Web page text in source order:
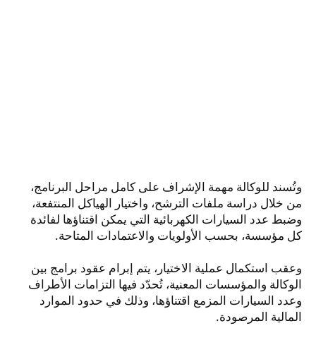
وتُسند للوكالة مهمة الإشراف على كامل مراحل البرنامج،
من خلال دراسة ملفات الترشح، واختيار الهياكل المنتفعة،
وضبط عدد السيارات الكهربائية التي يمكن اقتناؤها لفائدة
كل مؤسسة، بحسب الأولويات والاعتمادات المتاحة.
وعقب استكمال عملية الاختيار، يتم إبرام عقود برامج بين
الوكالة والمؤسسات المعنية، تُحدّد فيها التزامات الأطراف
وعدد السيارات المزمع اقتناؤها، وذلك في حدود الموارد
المالية المرصودة.